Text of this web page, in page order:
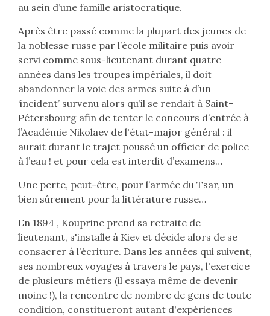
au sein d’une famille aristocratique.
Après être passé comme la plupart des jeunes de
la noblesse russe par l’école militaire puis avoir
servi comme sous-lieutenant durant quatre
années dans les troupes impériales, il doit
abandonner la voie des armes suite à d’un
‘incident’ survenu alors qu’il se rendait à Saint-
Pétersbourg afin de tenter le concours d’entrée à
l’Académie Nikolaev de l'état-major général : il
aurait durant le trajet poussé un officier de police
à l’eau ! et pour cela est interdit d’examens…
Une perte, peut-être, pour l’armée du Tsar, un
bien sûrement pour la littérature russe…
En 1894 , Kouprine prend sa retraite de
lieutenant, s'installe à Kiev et décide alors de se
consacrer à l’écriture. Dans les années qui suivent,
ses nombreux voyages à travers le pays, l'exercice
de plusieurs métiers (il essaya même de devenir
moine !), la rencontre de nombre de gens de toute
condition, constitueront autant d'expériences